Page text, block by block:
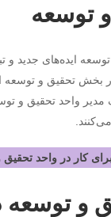
توسعه
ایده‌های جدید و
بخش تحقیق و توسعه
مدیر واحد تحقیق و
کار در واحد
و توسعه